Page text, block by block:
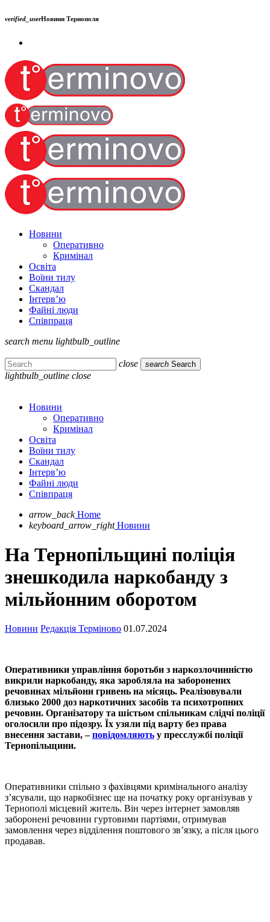
verified_userНовини Тернополя
Новини
Оперативно
Кримінал
Освіта
Воїни тилу
Скандал
Інтерв’ю
Файні люди
Співпраця
search menu lightbulb_outline
close search Search
lightbulb_outline close
Новини
Оперативно
Кримінал
Освіта
Воїни тилу
Скандал
Інтерв’ю
Файні люди
Співпраця
arrow_back Home
keyboard_arrow_right Новини
На Тернопільщині поліція
знешкодила наркобанду з
мільйонним оборотом
Новини Редакція Терміново 01.07.2024
Оперативники управління боротьби з наркозлочинністю
викрили наркобанду, яка заробляла на заборонених
речовинах мільйони гривень на місяць. Реалізовували
близько 2000 доз наркотичних засобів та психотропних
речовин. Організатору та шістьом спільникам слідчі поліції
оголосили про підозру. Їх узяли під варту без права
внесення застави, –повідомляють у пресслужбі поліції
Тернопільщини.
Оперативники спільно з фахівцями кримінального аналізу
з’ясували, що наркобізнес ще на початку року організував у
Тернополі місцевий житель. Він через інтернет замовляв
заборонені речовини гуртовими партіями, отримував
замовлення через відділення поштового зв’язку, а після цього
продавав.